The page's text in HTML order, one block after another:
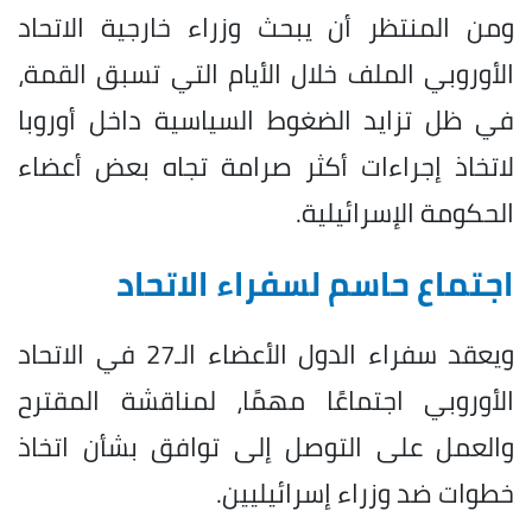
ومن المنتظر أن يبحث وزراء خارجية الاتحاد
الأوروبي الملف خلال الأيام التي تسبق القمة،
في ظل تزايد الضغوط السياسية داخل أوروبا
لاتخاذ إجراءات أكثر صرامة تجاه بعض أعضاء
الحكومة الإسرائيلية.
اجتماع حاسم لسفراء الاتحاد
ويعقد سفراء الدول الأعضاء الـ27 في الاتحاد
الأوروبي اجتماعًا مهمًا، لمناقشة المقترح
والعمل على التوصل إلى توافق بشأن اتخاذ
خطوات ضد وزراء إسرائيليين.